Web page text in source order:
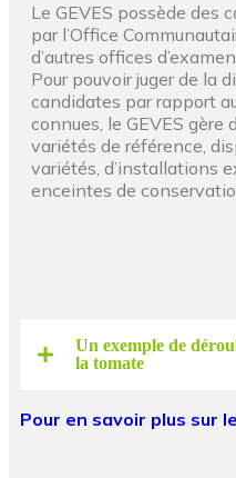
Le GEVES possède des
par l’Office
d’autres offices
Pour pouvoir juger de la
candidates par rapport
connues, le GEVES gère
variétés de référence,
variétés, d’installations
enceintes de
Un exemple de
la tomate
Pour en savoir plus sur